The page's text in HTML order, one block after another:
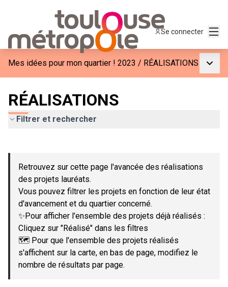
Se connecter
Mes idées pour mon quartier ! 2023 / RÉALISATIONS
RÉALISATIONS
Filtrer et rechercher
−
Retrouvez sur cette page l'avancée des réalisations
des projets lauréats.
Vous pouvez filtrer les projets en fonction de leur état
d'avancement et du quartier concerné.
✨Pour afficher l'ensemble des projets déjà réalisés :
Cliquez sur "Réalisé" dans les filtres
🗺️ Pour que l'ensemble des projets réalisés
s'affichent sur la carte, en bas de page, modifiez le
nombre de résultats par page.